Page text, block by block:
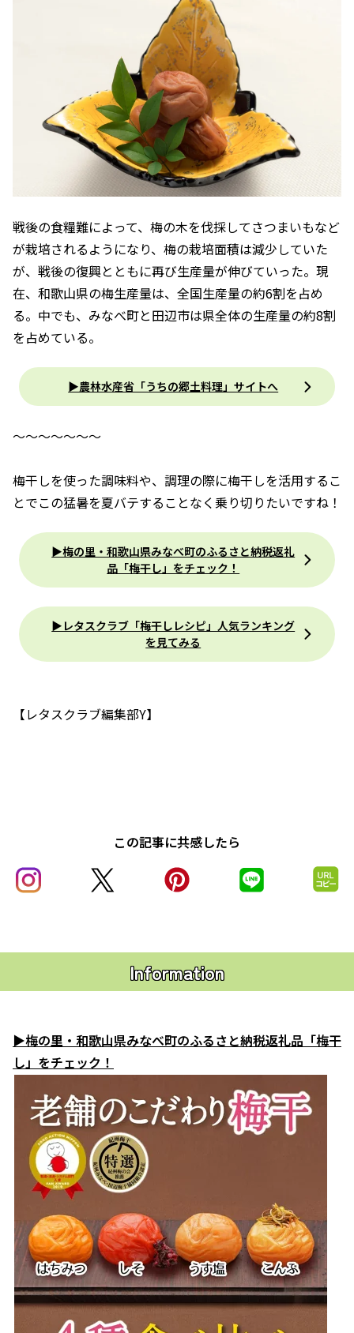
戦後の食糧難によって、梅の木を伐採してさつまいもなど
が栽培されるようになり、梅の栽培面積は減少していた
が、戦後の復興とともに再び生産量が伸びていった。現
在、和歌山県の梅生産量は、全国生産量の約6割を占め
る。中でも、みなべ町と田辺市は県全体の生産量の約8割
を占めている。
▶農林水産省「うちの郷土料理」サイトへ
～～～～～～～
梅干しを使った調味料や、調理の際に梅干しを活用するこ
とでこの猛暑を夏バテすることなく乗り切りたいですね！
▶梅の里・和歌山県みなべ町のふるさと納税返礼
品「梅干し」をチェック！
▶レタスクラブ「梅干しレシピ」人気ランキング
を見てみる
【レタスクラブ編集部Y】
この記事に共感したら
Information
▶梅の里・和歌山県みなべ町のふるさと納税返礼品「梅干
し」をチェック！